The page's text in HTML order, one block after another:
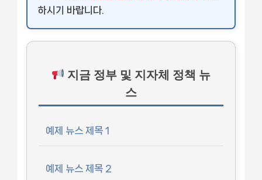
하시기 바랍니다.
지금 정부 및 지자체 정책 뉴
스
예제 뉴스 제목 1
예제 뉴스 제목 2